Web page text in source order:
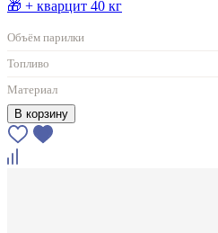
🎁 + кварцит 40 кг
Объём парилки
Топливо
Материал
В корзину